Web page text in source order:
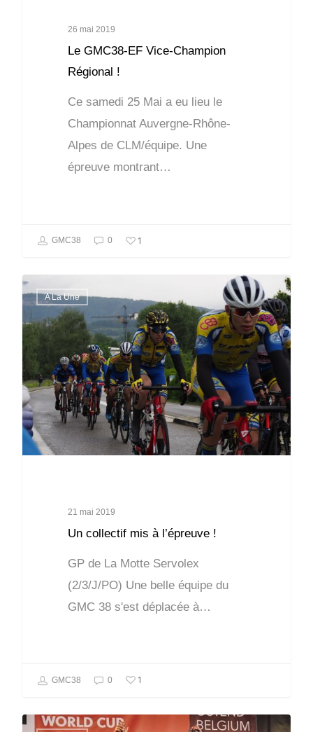
26 mai 2019
Le GMC38-EF Vice-Champion
Régional !
Ce samedi 25 Mai a eu lieu le
Championnat Auvergne-Rhône-
Alpes de CLM/équipe. Une
épreuve montrant…
GMC38 0 1
A La Une
21 mai 2019
Un collectif mis à l’épreuve !
GP de La Motte Servolex
(2/3/J/PO) Une belle équipe du
GMC 38 s'est déplacée à…
GMC38 0 1